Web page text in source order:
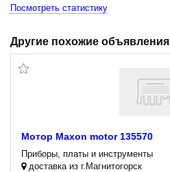
Посмотреть статистику
Другие похожие объявления
Мотор Maxon motor 135570
Приборы, платы и инструменты
доставка из г.Магнитогорск